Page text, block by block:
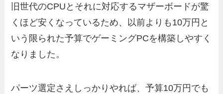
旧世代のCPUとそれに対応するマザーボードが驚
くほど安くなっているため、以前よりも10万円と
いう限られた予算でゲーミングPCを構築しやすく
なりました。
パーツ選定さえしっかりやれば、予算10万円でも